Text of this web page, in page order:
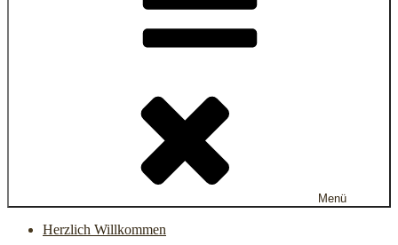
Menü
Herzlich Willkommen